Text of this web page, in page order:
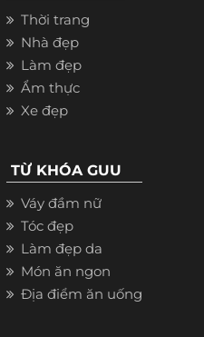
Thời trang
Nhà đẹp
Làm đẹp
Ẩm thực
Xe đẹp
TỪ KHÓA GUU
Váy đầm nữ
Tóc đẹp
Làm đẹp da
Món ăn ngon
Địa điểm ăn uống